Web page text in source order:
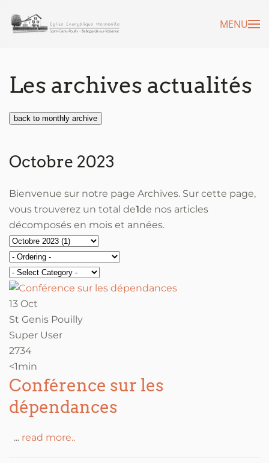
Accéder au contenu principal MENU
Les archives actualités
back to monthly archive
Octobre 2023
Bienvenue sur notre page Archives. Sur cette page,
vous trouverez un total de1de nos articles
décomposés en mois et années.
13 Oct
St Genis Pouilly
Super User
2734
<1min
Conférence sur les
dépendances
... read more..